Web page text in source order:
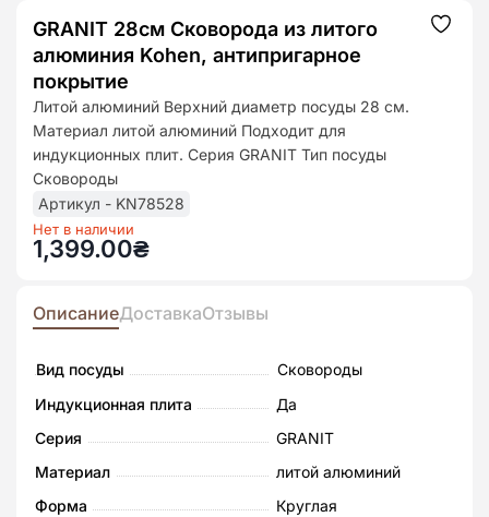
GRANIT 28см Сковорода из литого
алюминия Kohen, антипригарное
покрытие
Литой алюминий Верхний диаметр посуды 28 см.
Материал литой алюминий Подходит для
индукционных плит. Серия GRANIT Тип посуды
Сковороды
Артикул - KN78528
Нет в наличии
1,399.00₴
ОписаниеДоставкаОтзывы
Вид посуды
Сковороды
Индукционная плита
Да
Серия
GRANIT
Материал
литой алюминий
Форма
Круглая